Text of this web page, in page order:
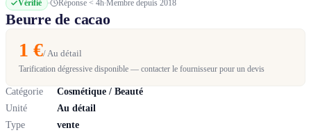
Vérifié Réponse < 4h Membre depuis 2018
Beurre de cacao
1 €/ Au détail
Tarification dégressive disponible — contacter le fournisseur pour un devis
Catégorie
Cosmétique / Beauté
Unité
Au détail
Type
vente